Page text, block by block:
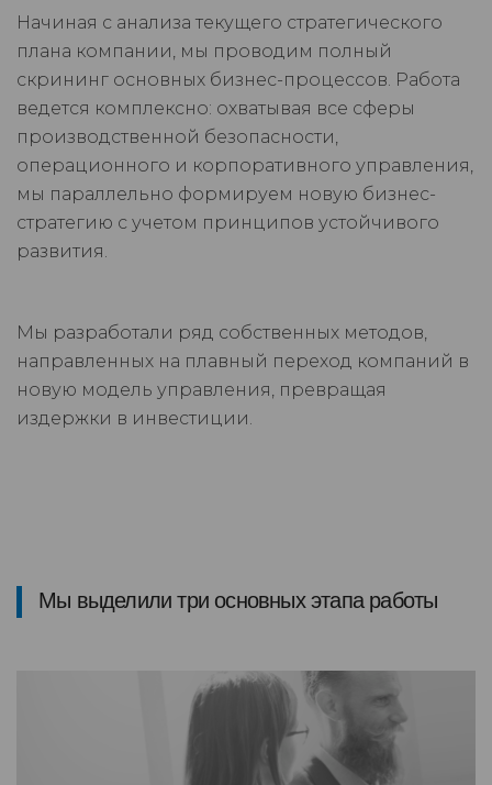
Начиная с анализа текущего стратегического
плана компании, мы проводим полный
скрининг основных бизнес-процессов. Работа
ведется комплексно: охватывая все сферы
производственной безопасности,
операционного и корпоративного управления,
мы параллельно формируем новую бизнес-
стратегию с учетом принципов устойчивого
развития.
Мы разработали ряд собственных методов,
направленных на плавный переход компаний в
новую модель управления, превращая
издержки в инвестиции.
Мы выделили три основных этапа работы